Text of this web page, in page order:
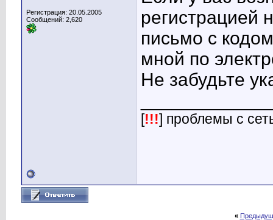
Регистрация: 20.05.2005
Сообщений: 2,620
регистрацией
письмо с
мной по
Не забудьте
[!!!] проблемы с
«